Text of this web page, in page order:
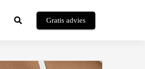
Gratis advies